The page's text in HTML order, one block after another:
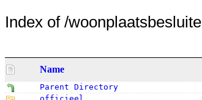
Index of /
Name
Parent Directory